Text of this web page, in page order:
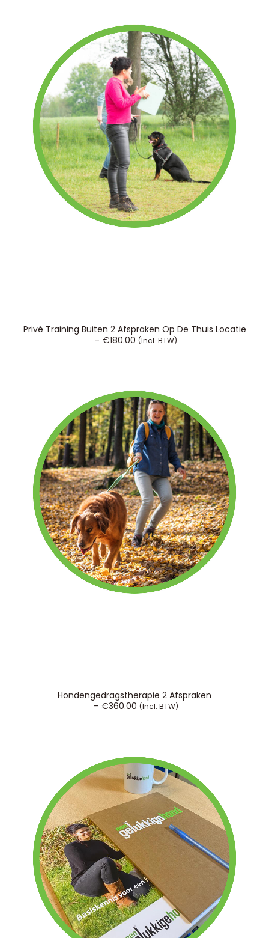
TOEVOEGEN AAN WINKELWAGEN
Privé Training Buiten 2 Afspraken Op De Thuis Locatie
€180.00 (incl. BTW)
TOEVOEGEN AAN WINKELWAGEN
Hondengedragstherapie 2 Afspraken
€360.00 (incl. BTW)